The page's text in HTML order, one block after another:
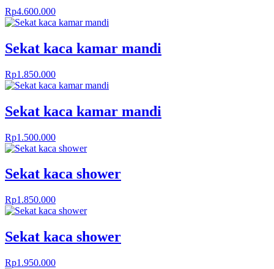
Rp4.600.000
Sekat kaca kamar mandi
Rp1.850.000
Sekat kaca kamar mandi
Rp1.500.000
Sekat kaca shower
Rp1.850.000
Sekat kaca shower
Rp1.950.000